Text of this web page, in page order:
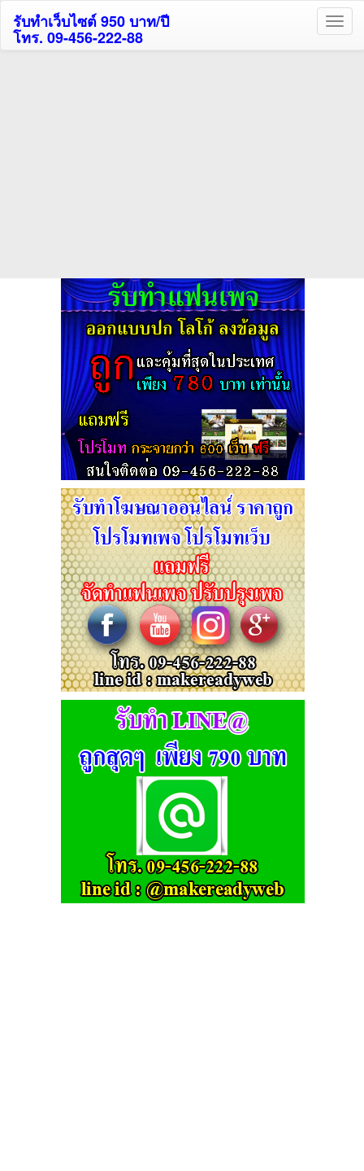
รับทำเว็บไซต์ 950 บาท/ปี
โทร. 09-456-222-88